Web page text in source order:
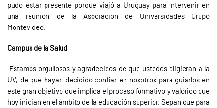
pudo estar presente porque viajó a Uruguay para intervenir en
una reunión de la Asociación de Universidades Grupo
Montevideo.
Campus de la Salud
“Estamos orgullosos y agradecidos de que ustedes eligieran a la
UV, de que hayan decidido confiar en nosotros para guiarlos en
este gran objetivo que implica el proceso formativo y valórico que
hoy inician en el ámbito de la educación superior. Sepan que para